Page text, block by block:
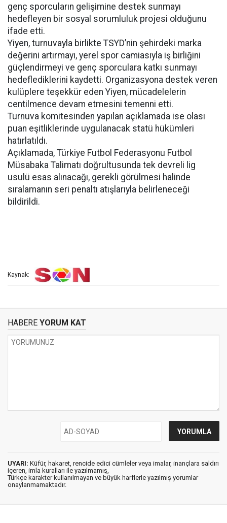
genç sporcuların gelişimine destek sunmayı
hedefleyen bir sosyal sorumluluk projesi olduğunu
ifade etti.
Yiyen, turnuvayla birlikte TSYD’nin şehirdeki marka
değerini artırmayı, yerel spor camiasıyla iş birliğini
güçlendirmeyi ve genç sporculara katkı sunmayı
hedeflediklerini kaydetti. Organizasyona destek veren
kulüplere teşekkür eden Yiyen, mücadelelerin
centilmence devam etmesini temenni etti.
Turnuva komitesinden yapılan açıklamada ise olası
puan eşitliklerinde uygulanacak statü hükümleri
hatırlatıldı.
Açıklamada, Türkiye Futbol Federasyonu Futbol
Müsabaka Talimatı doğrultusunda tek devreli lig
usulü esas alınacağı, gerekli görülmesi halinde
sıralamanın seri penaltı atışlarıyla belirleneceği
bildirildi.
Kaynak:
HABERE YORUM KAT
UYARI: Küfür, hakaret, rencide edici cümleler veya imalar, inançlara saldırı
içeren, imla kuralları ile yazılmamış,
Türkçe karakter kullanılmayan ve büyük harflerle yazılmış yorumlar
onaylanmamaktadır.